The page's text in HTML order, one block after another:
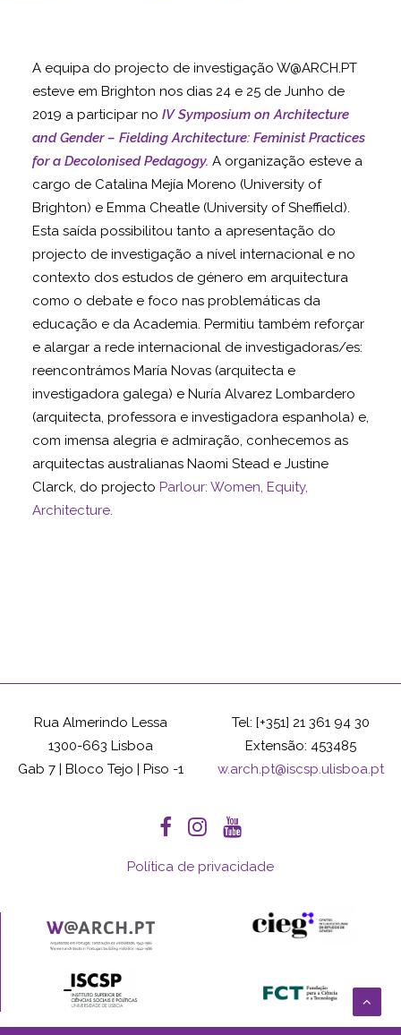
A equipa do projecto de investigação W@ARCH.PT
esteve em Brighton nos dias 24 e 25 de Junho de
2019 a participar no IV Symposium on Architecture
and Gender – Fielding Architecture: Feminist Practices
for a Decolonised Pedagogy. A organização esteve a
cargo de Catalina Mejía Moreno (University of
Brighton) e Emma Cheatle (University of Sheffield).
Esta saída possibilitou tanto a apresentação do
projecto de investigação a nível internacional e no
contexto dos estudos de género em arquitectura
como o debate e foco nas problemáticas da
educação e da Academia. Permitiu também reforçar
e alargar a rede internacional de investigadoras/es:
reencontrámos María Novas (arquitecta e
investigadora galega) e Nuría Alvarez Lombardero
(arquitecta, professora e investigadora espanhola) e,
com imensa alegria e admiração, conhecemos as
arquitectas australianas Naomi Stead e Justine
Clarck, do projecto Parlour: Women, Equity,
Architecture.
Rua Almerindo Lessa
1300-663 Lisboa
Gab 7 | Bloco Tejo | Piso -1
Tel: [+351] 21 361 94 30
Extensão: 453485
w.arch.pt@iscsp.ulisboa.pt
Política de privacidade